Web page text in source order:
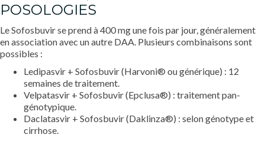
POSOLOGIES
Le Sofosbuvir se prend à 400 mg une fois par jour, généralement
en association avec un autre DAA. Plusieurs combinaisons sont
possibles :
Ledipasvir + Sofosbuvir (Harvoni® ou générique) : 12
semaines de traitement.
Velpatasvir + Sofosbuvir (Epclusa®) : traitement pan-
génotypique.
Daclatasvir + Sofosbuvir (Daklinza®) : selon génotype et
cirrhose.